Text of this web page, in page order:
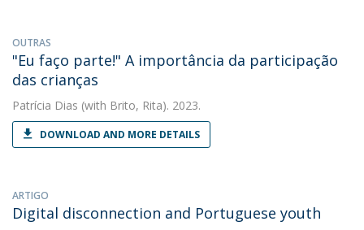
OUTRAS
"Eu faço parte!" A importância da participação
das crianças
Patrícia Dias (with Brito, Rita). 2023.
DOWNLOAD AND MORE DETAILS
ARTIGO
Digital disconnection and Portuguese youth